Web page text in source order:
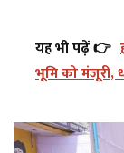
यह भी पढ़ें 👉
भूमि को